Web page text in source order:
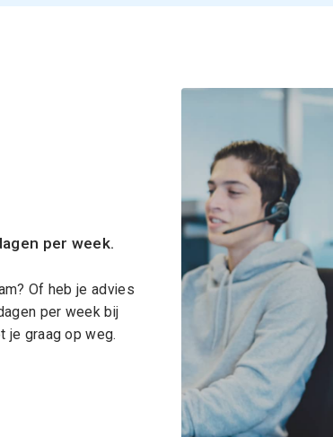
per week.
Of heb je advies
per week bij
je graag op weg.